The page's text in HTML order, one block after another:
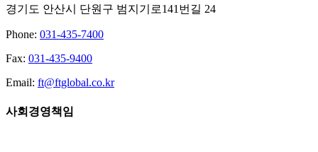
경기도 안산시 단원구 범지기로141번길 24
Phone: 031-435-7400
Fax: 031-435-9400
Email: ft@ftglobal.co.kr
사회경영책임